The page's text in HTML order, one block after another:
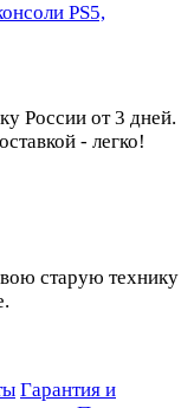
PS5,
России от 3 дней.
- легко!
старую технику
Гарантия и